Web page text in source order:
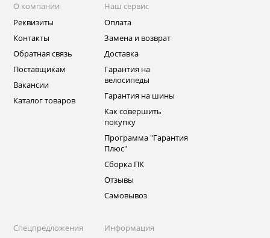
О компании
Реквизиты
Контакты
Обратная связь
Поставщикам
Вакансии
Каталог товаров
Наш сервис
Оплата
Замена и возврат
Доставка
Гарантия на
велосипеды
Гарантия на шины
Как совершить
покупку
Программа "Гарантия
Плюс"
Сборка ПК
Отзывы
Самовывоз
Спецпредложения
Информация